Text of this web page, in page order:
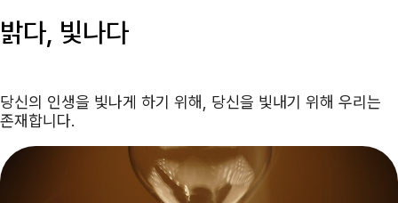
밝다, 빛나다
당신의 인생을 빛나게 하기 위해, 당신을 빛내기 위해 우리는
존재합니다.